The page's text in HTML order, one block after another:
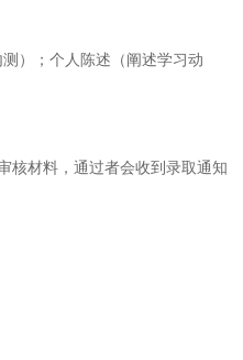
）；个人陈述（阐述学习动
核材料，通过者会收到录取通知